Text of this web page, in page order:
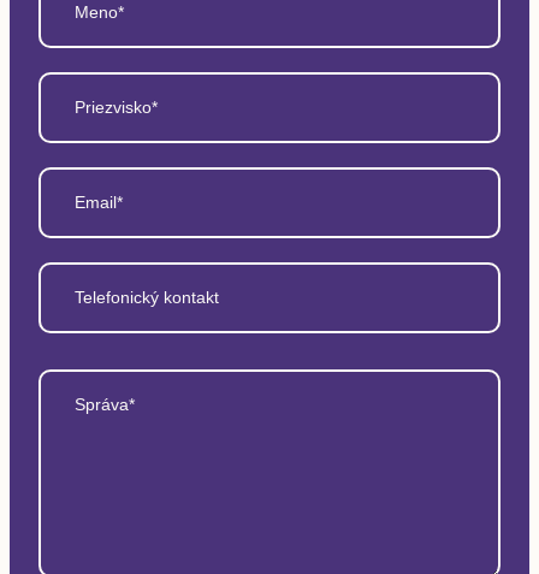
Meno*
Priezvisko*
Email*
Telefonický kontakt
Správa*